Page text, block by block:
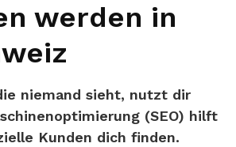
werden in
niemand sieht, nutzt dir
(SEO) hilft
Kunden dich finden.